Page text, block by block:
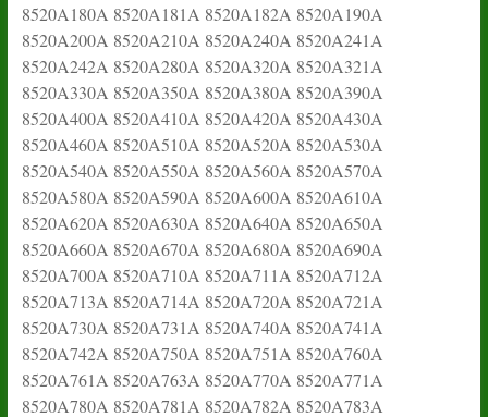
8520A180A 8520A181A 8520A182A 8520A190A
8520A200A 8520A210A 8520A240A 8520A241A
8520A242A 8520A280A 8520A320A 8520A321A
8520A330A 8520A350A 8520A380A 8520A390A
8520A400A 8520A410A 8520A420A 8520A430A
8520A460A 8520A510A 8520A520A 8520A530A
8520A540A 8520A550A 8520A560A 8520A570A
8520A580A 8520A590A 8520A600A 8520A610A
8520A620A 8520A630A 8520A640A 8520A650A
8520A660A 8520A670A 8520A680A 8520A690A
8520A700A 8520A710A 8520A711A 8520A712A
8520A713A 8520A714A 8520A720A 8520A721A
8520A730A 8520A731A 8520A740A 8520A741A
8520A742A 8520A750A 8520A751A 8520A760A
8520A761A 8520A763A 8520A770A 8520A771A
8520A780A 8520A781A 8520A782A 8520A783A